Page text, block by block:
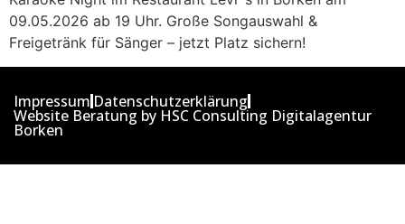
09.05.2026 ab 19 Uhr. Große Songauswahl &
Freigetränk für Sänger – jetzt Platz sichern!
Impressum Datenschutzerklärung
Website Beratung by HSC Consulting Digitalagentur
Borken